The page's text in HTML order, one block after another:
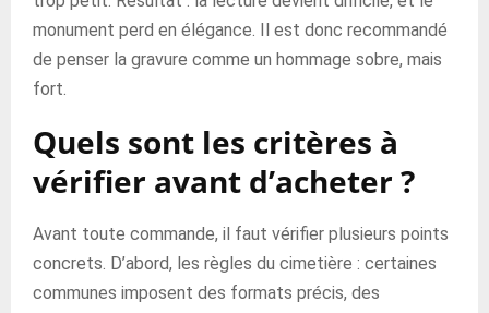
monument perd en élégance. Il est donc recommandé
de penser la gravure comme un hommage sobre, mais
fort.
Quels sont les critères à
vérifier avant d’acheter ?
Avant toute commande, il faut vérifier plusieurs points
concrets. D’abord, les règles du cimetière : certaines
communes imposent des formats précis, des